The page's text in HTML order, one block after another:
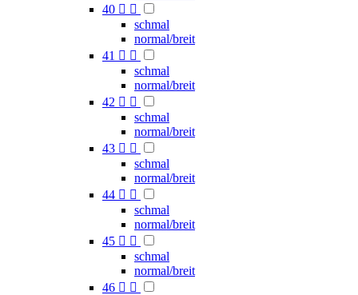
40  
schmal
normal/breit
41  
schmal
normal/breit
42  
schmal
normal/breit
43  
schmal
normal/breit
44  
schmal
normal/breit
45  
schmal
normal/breit
46  